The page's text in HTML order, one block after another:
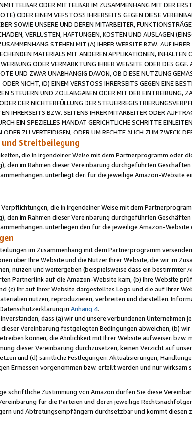
ODER MITTELBAR IM ZUSAMMENHANG MIT DER
ODER EINEM VERSTOSS IHRERSEITS GEGEN DIESE
SOWIE UNSERE UND DEREN MITARBEITER,
VERLUSTEN, HAFTUNGEN, KOSTEN UND AUSLAGEN
STEHEN MIT (A) IHRER WEBSITE BZW. AUF
MATERIALS MIT ANDEREN APPLIKATIONEN,
ODER VERMARKTUNG IHRER WEBSITE ODER DES
UND ZWAR UNABHÄNGIG DAVON, OB DIESE NUTZUNG
NICHT, (D) EINEM VERSTOSS IHRERSEITS GEGEN EINE
STEUERN UND ZOLLABGABEN ODER MIT DER EINTREIBUNG,
DER NICHTERFÜLLUNG DER
IHRERSEITS BZW. SEITENS IHRER MITARBEITER ODER
EIN SPEZIELLES MANDAT GERICHTLICHE SCHRITTE
ODER ZU VERTEIDIGEN, ODER UM RECHTE AUCH ZUM ZWECK
und Streitbeilegung
die in irgendeiner Weise mit dem Partnerprogramm oder
den im Rahmen dieser Vereinbarung durchgeführten
unterliegt den für die jeweilige Amazon-Website
die in irgendeiner Weise mit dem
den im Rahmen dieser Vereinbarung durchgeführten
unterliegen den für die jeweilige Amazon-Website
im Zusammenhang mit dem Partnerprogramm
über Ihre Website und die Nutzer Ihrer Website, die wir im
nutzen und weitergeben (beispielsweise dass ein
Partnerlink auf die Amazon-Website kam, (b) Ihre Website
(c) Ihr auf Ihrer Website dargestelltes Logo und die auf Ihrer
nutzen, reproduzieren, verbreiten und darstellen.
in Anhang 4.
dass (a) wir und unsere verbundenen
dieser Vereinbarung festgelegten Bedingungen abweichen, (b)
können, die Ähnlichkeit mit Ihrer Website aufweisen bzw.
dieser Vereinbarung durchzusetzen, keinen Verzicht auf
und (d) sämtliche Festlegungen, Aktualisierungen,
Ermessen vorgenommen bzw. erteilt werden und nur
schriftliche Zustimmung von Amazon dürfen Sie diese
für die Parteien und deren jeweilige
und Abtretungsempfängern durchsetzbar und kommt diesen